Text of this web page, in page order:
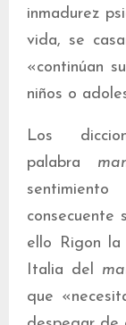
inmadurez
vida, se
«continúan
niños o
Los
palabra
consecuente
ello Rigon
Italia del
que